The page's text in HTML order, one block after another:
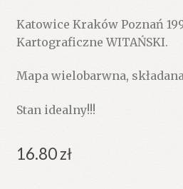
Katowice Kraków Poznań
Kartograficzne WITAŃSKI.
Mapa wielobarwna,
Stan idealny!!!
16.80zł